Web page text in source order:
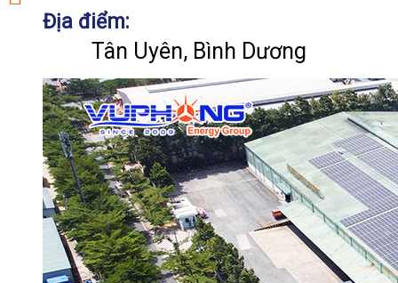
Địa điểm:
Tân Uyên, Bình Dương